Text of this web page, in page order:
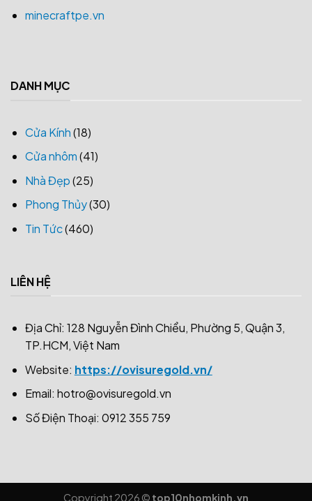
minecraftpe.vn
DANH MỤC
Cửa Kính(18)
Cửa nhôm(41)
Nhà Đẹp(25)
Phong Thủy(30)
Tin Tức(460)
LIÊN HỆ
Địa Chỉ: 128 Nguyễn Đình Chiểu, Phường 5, Quận 3,
TP.HCM, Việt Nam
Website: https://ovisuregold.vn/
Email: hotro@ovisuregold.vn
Số Điện Thoại: 0912 355 759
Copyright 2026 © top10nhomkinh.vn